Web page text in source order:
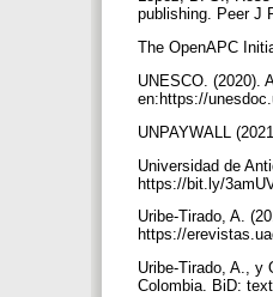
publishing. Peer J
The OpenAPC
UNESCO. (2020).
en:https://
UNPAYWALL
Universidad de
https://bit.ly/
Uribe-Tirado, A.
https://
Uribe-Tirado, A., y
Colombia. BiD: